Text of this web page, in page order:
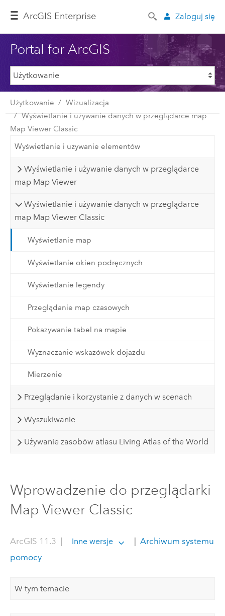
ArcGIS Enterprise Zaloguj się
Portal for ArcGIS
Użytkowanie
Wizualizacja
Wyświetlanie i używanie danych w przeglądarce map
Map Viewer Classic
Wyświetlanie i używanie elementów
Wyświetlanie i używanie danych w przeglądarce
map Map Viewer
Wyświetlanie i używanie danych w przeglądarce
map Map Viewer Classic
Wyświetlanie map
Wyświetlanie okien podręcznych
Wyświetlanie legendy
Przeglądanie map czasowych
Pokazywanie tabel na mapie
Wyznaczanie wskazówek dojazdu
Mierzenie
Przeglądanie i korzystanie z danych w scenach
Wyszukiwanie
Używanie zasobów atlasu Living Atlas of the World
Wprowadzenie do przeglądarki
Map Viewer Classic
ArcGIS 11.3 Inne wersje
Archiwum systemu
pomocy
W tym temacie